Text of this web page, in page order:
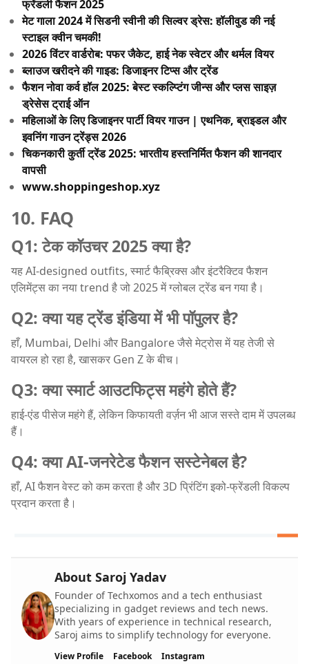
फ्रेंडली फैशन 2025
मेट गाला 2024 में सिडनी स्वीनी की सिल्वर ड्रेस: हॉलीवुड की नई
स्टाइल क्वीन चमकी!
2026 विंटर वार्डरोब: पफर जैकेट, हाई नेक स्वेटर और थर्मल वियर
ब्लाउज खरीदने की गाइड: डिजाइनर टिप्स और ट्रेंड
फैशन नोवा कर्व हॉल 2025: बेस्ट स्कल्प्टिंग जीन्स और प्लस साइज़
ड्रेसेस ट्राई ऑन
महिलाओं के लिए डिजाइनर पार्टी वियर गाउन | एथनिक, ब्राइडल और
इवनिंग गाउन ट्रेंड्स 2026
चिकनकारी कुर्ती ट्रेंड 2025: भारतीय हस्तनिर्मित फैशन की शानदार
वापसी
www.shoppingeshop.xyz
10. FAQ
Q1: टेक कॉउचर 2025 क्या है?
यह AI-designed outfits, स्मार्ट फैब्रिक्स और इंटरैक्टिव फैशन
एलिमेंट्स का नया trend है जो 2025 में ग्लोबल ट्रेंड बन गया है।
Q2: क्या यह ट्रेंड इंडिया में भी पॉपुलर है?
हाँ, Mumbai, Delhi और Bangalore जैसे मेट्रोस में यह तेजी से
वायरल हो रहा है, खासकर Gen Z के बीच।
Q3: क्या स्मार्ट आउटफिट्स महंगे होते हैं?
हाई-एंड पीसेज महंगे हैं, लेकिन किफायती वर्ज़न भी आज सस्ते दाम में उपलब्ध
हैं।
Q4: क्या AI-जनरेटेड फैशन सस्टेनेबल है?
हाँ, AI फैशन वेस्ट को कम करता है और 3D प्रिंटिंग इको-फ्रेंडली विकल्प
प्रदान करता है।
About Saroj Yadav
Founder of Techxomos and a tech enthusiast
specializing in gadget reviews and tech news.
With years of experience in technical research,
Saroj aims to simplify technology for everyone.
View Profile Facebook Instagram